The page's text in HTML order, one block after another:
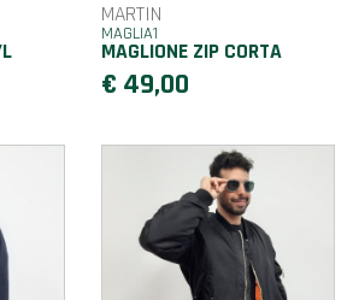
MARTIN
MAGLIA1
MAGLIONE ZIP CORTA
€ 49,00